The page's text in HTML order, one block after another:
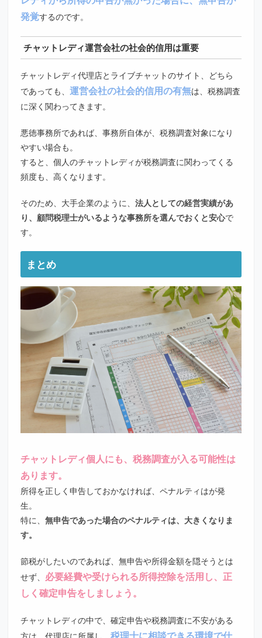
発覚するのです。
チャットレディ運営会社の社会的信用は重要
チャットレディ代理店とライブチャットのサイト、どちら
であっても、運営会社の社会的信用の有無は、税務調査
に深く関わってきます。
悪徳事務所であれば、事務所自体が、税務調査対象になり
やすい場合も。
すると、個人のチャットレディが税務調査に関わってくる
頻度も、高くなります。
そのため、大手企業のように、法人としての経営実績があ
り、顧問税理士がいるような事務所を選んでおくと安心で
す。
まとめ
チャットレディ個人にも、税務調査が入る可能性は
あります。
所得を正しく申告しておかなければ、ペナルティはが発
生。
特に、無申告であった場合のペナルティは、大きくなりま
す。
節税がしたいのであれば、無申告や所得金額を隠そうとは
せず、 必要経費や受けられる所得控除を活用し、正
しく確定申告をしましょう。
チャットレディの中で、確定申告や税務調査に不安がある